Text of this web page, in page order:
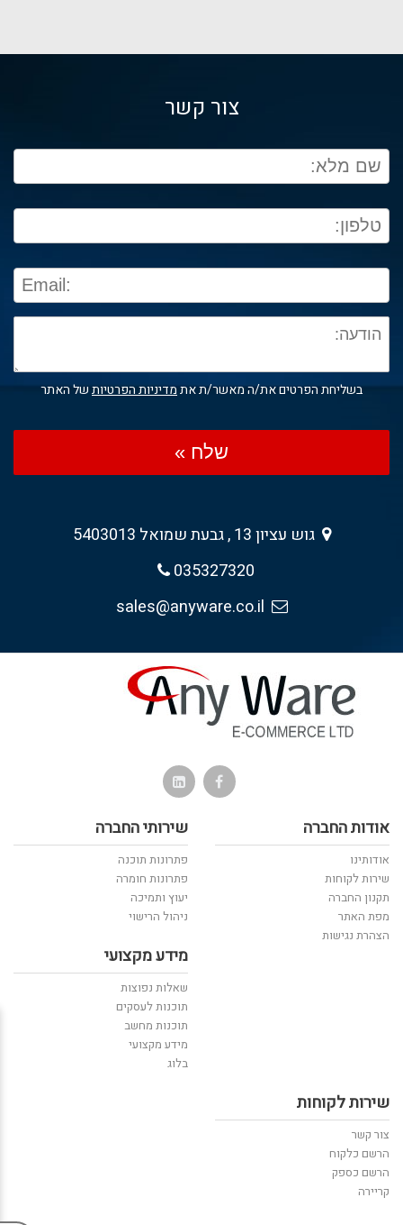
צור קשר
בשליחת הפרטים את/ה מאשר/ת אתמדיניות הפרטיותשל האתר
שלח »
גוש עציון 13 , גבעת שמואל 5403013
035327320
אודות החברה
אודותינו
שירות לקוחות
תקנון החברה
מפת האתר
הצהרת נגישות
שירותי החברה
פתרונות תוכנה
פתרונות חומרה
יעוץ ותמיכה
ניהול הרישוי
מידע מקצועי
שאלות נפוצות
תוכנות לעסקים
תוכנות מחשב
מידע מקצועי
בלוג
שירות לקוחות
צור קשר
הרשם כלקוח
הרשם כספק
קריירה